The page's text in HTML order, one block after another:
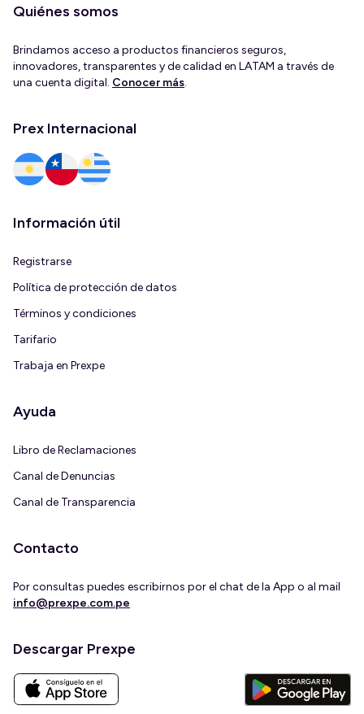
Quiénes somos
Brindamos acceso a productos financieros seguros,
innovadores, transparentes y de calidad en LATAM a través de
una cuenta digital. Conocer más.
Prex Internacional
Información útil
Registrarse
Política de protección de datos
Términos y condiciones
Tarifario
Trabaja en Prexpe
Ayuda
Libro de Reclamaciones
Canal de Denuncias
Canal de Transparencia
Contacto
Por consultas puedes escribirnos por el chat de la App o al mail
info@prexpe.com.pe
Descargar Prexpe